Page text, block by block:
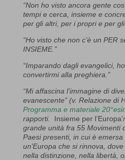
“Non ho visto ancora gente
tempi e cerca, insieme e
per gli altri, per i propri e per
“Ho visto che non c’è un PER
INSIEME.”
“Imparando dagli evangelici,
convertirmi alla preghiera.”
“Mi affascina l’immagine di
evanescente” (v. Relazione di
Programma e materiale
rapporti. Insieme per l’Europa’
grande unità fra 55 Movimenti
Paesi presenti, in cui è emersa
un’Europa che si rinnova,
nella distinzione, nella libertà,